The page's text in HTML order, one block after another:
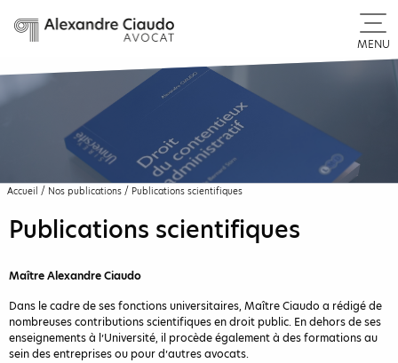
MENU
Accueil / Nos publications / Publications scientifiques
Publications scientifiques
Maître Alexandre Ciaudo
Dans le cadre de ses fonctions universitaires, Maître Ciaudo a rédigé de
nombreuses contributions scientifiques en droit public. En dehors de ses
enseignements à l’Université, il procède également à des formations au
sein des entreprises ou pour d’autres avocats.